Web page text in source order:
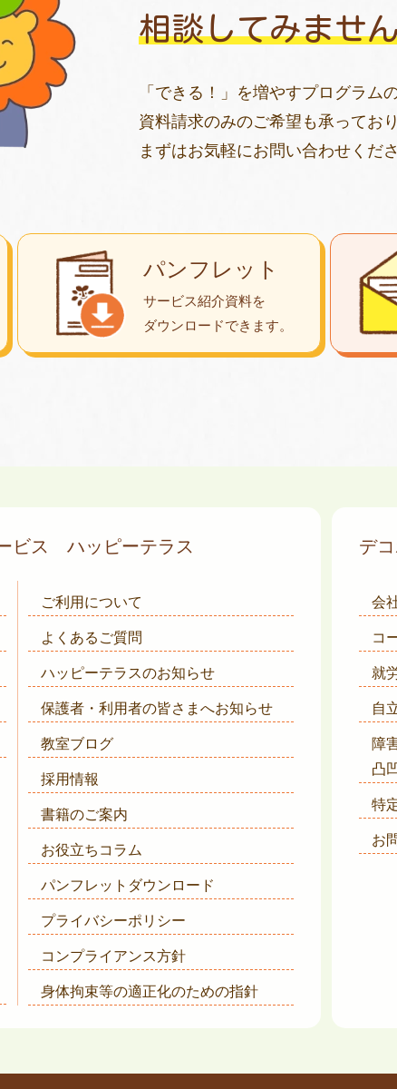
相談してみませ
「できる！」を増やすプログラム
資料請求のみのご希望も承っており
まずはお気軽にお問い合わせくださ
パンフレット
サービス紹介資料を
ダウンロードできます。
ビス ハッピーテラス
ご利用について
よくあるご質問
ハッピーテラスのお知らせ
保護者・利用者の皆さまへお知らせ
教室ブログ
採用情報
書籍のご案内
お役立ちコラム
パンフレットダウンロード
プライバシーポリシー
コンプライアンス方針
身体拘束等の適正化のための指針
デ
会
コ
就
自
障
凸
特
お